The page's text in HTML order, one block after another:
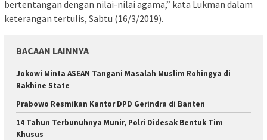
bertentangan dengan nilai-nilai agama,” kata Lukman dalam
keterangan tertulis, Sabtu (16/3/2019).
BACAAN LAINNYA
Jokowi Minta ASEAN Tangani Masalah Muslim Rohingya di
Rakhine State
Prabowo Resmikan Kantor DPD Gerindra di Banten
14 Tahun Terbunuhnya Munir, Polri Didesak Bentuk Tim
Khusus